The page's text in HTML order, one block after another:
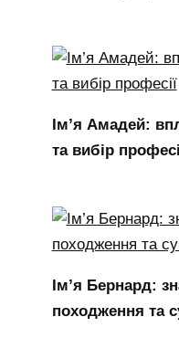
Ім’я Амадей:
та вибір
Ім’я Бернард:
походження та